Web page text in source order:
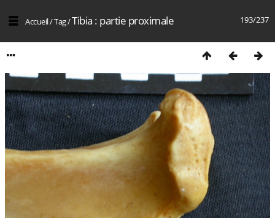
193/237
Accueil/Tag/Tibia : partie proximale